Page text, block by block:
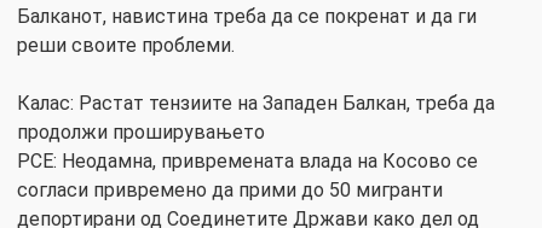
Балканот, навистина треба да се покренат и да ги
реши своите проблеми.
Калас: Растат тензиите на Западен Балкан, треба да
продолжи проширувањето
РСЕ: Неодамна, привремената влада на Косово се
согласи привремено да прими до 50 мигранти
депортирани од Соединетите Држави како дел од